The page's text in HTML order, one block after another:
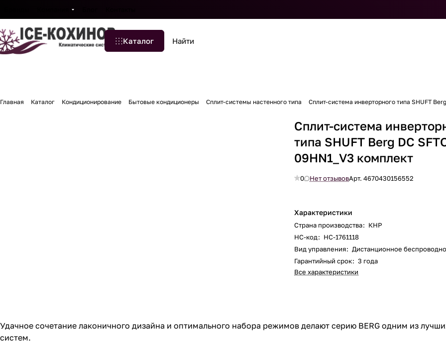
Каталог
Главная Каталог Кондиционирование Бытовые кондиционеры Сплит-системы настенного типа Сплит-система инверторного типа SHUFT
Сплит-система
типа SHUFT Berg DC
09HN1_V3 комплект
0 Нет отзывовАрт.4670430156552
Характеристики
Страна производства: КНР
НС-код: НС-1761118
Вид управления: Дистанционное
Гарантийный срок: 3 года
Все характеристики
Удачное сочетание лаконичного дизайна и оптимального набора режимов делают серию BERG одним из
систем.